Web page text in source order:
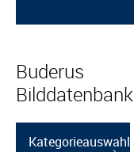
Buderus
Bilddatenbank
Kategorieauswahl